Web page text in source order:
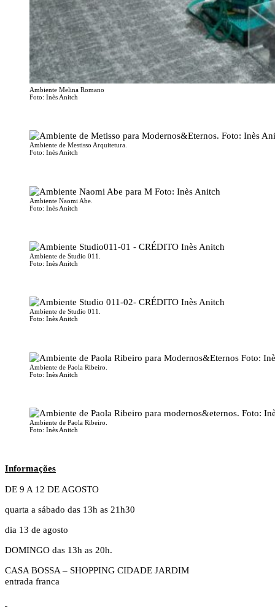
Ambiente Melina Romano
Foto: Inès Anitch
Ambiente de Mestisso Arquitetura.
Foto: Inès Anitch
Ambiente Naomi Abe.
Foto: Inès Anitch
Ambiente de Studio 011.
Foto: Inès Anitch
Ambiente de Studio 011.
Foto: Inès Anitch
Ambiente de Paola Ribeiro.
Foto: Inès Anitch
Ambiente de Paola Ribeiro.
Foto: Inès Anitch
Informações
DE 9 A 12 DE AGOSTO
quarta a sábado das 13h as 21h30
dia 13 de agosto
DOMINGO das 13h as 20h.
CASA BOSSA – SHOPPING CIDADE JARDIM
entrada franca